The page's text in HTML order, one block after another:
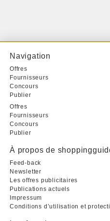
Navigation
Offres
Fournisseurs
Concours
Publier
Offres
Fournisseurs
Concours
Publier
À propos de
Feed-back
Newsletter
Les offres publicitaires
Publications actuels
Impressum
Conditions d’utilisation et